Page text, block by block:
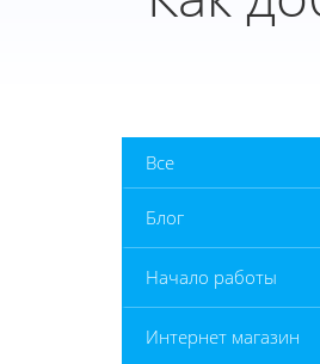
Все
Блог
Начало работы
Интернет магазин